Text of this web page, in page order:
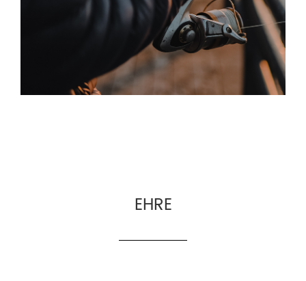
Unternehmen OEM- und
Großhandelsdienstleistungen für Anbieter von
Angelausrüstung, den E-Commerce für
Angelausrüstung und grenzüberschreitende
Hersteller von Angelausrüstung.
EHRE